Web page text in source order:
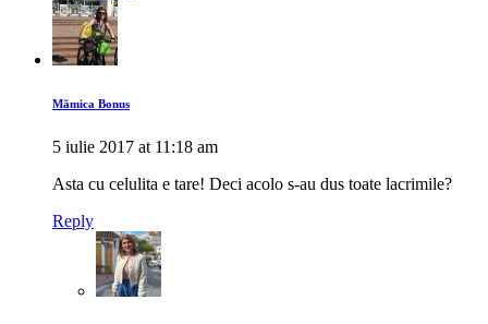
Mămica Bonus
5 iulie 2017 at 11:18 am
Asta cu celulita e tare! Deci acolo s-au dus toate lacrimile?
Reply